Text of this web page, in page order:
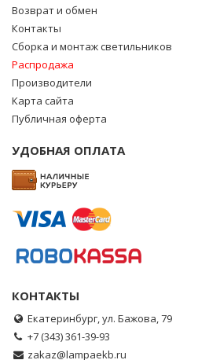
Возврат и обмен
Контакты
Сборка и монтаж светильников
Распродажа
Производители
Карта сайта
Публичная оферта
УДОБНАЯ ОПЛАТА
КОНТАКТЫ
Екатеринбург, ул. Бажова, 79
+7 (343) 361-39-93
zakaz@lampaekb.ru